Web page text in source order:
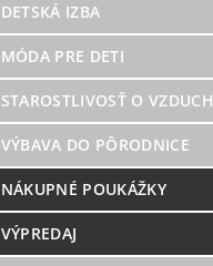
DETSKÁ IZBA
MÓDA PRE DETI
STAROSTLIVOSŤ O VZDUCH
VÝBAVA DO PÔRODNICE
NÁKUPNÉ POUKÁŽKY
VÝPREDAJ